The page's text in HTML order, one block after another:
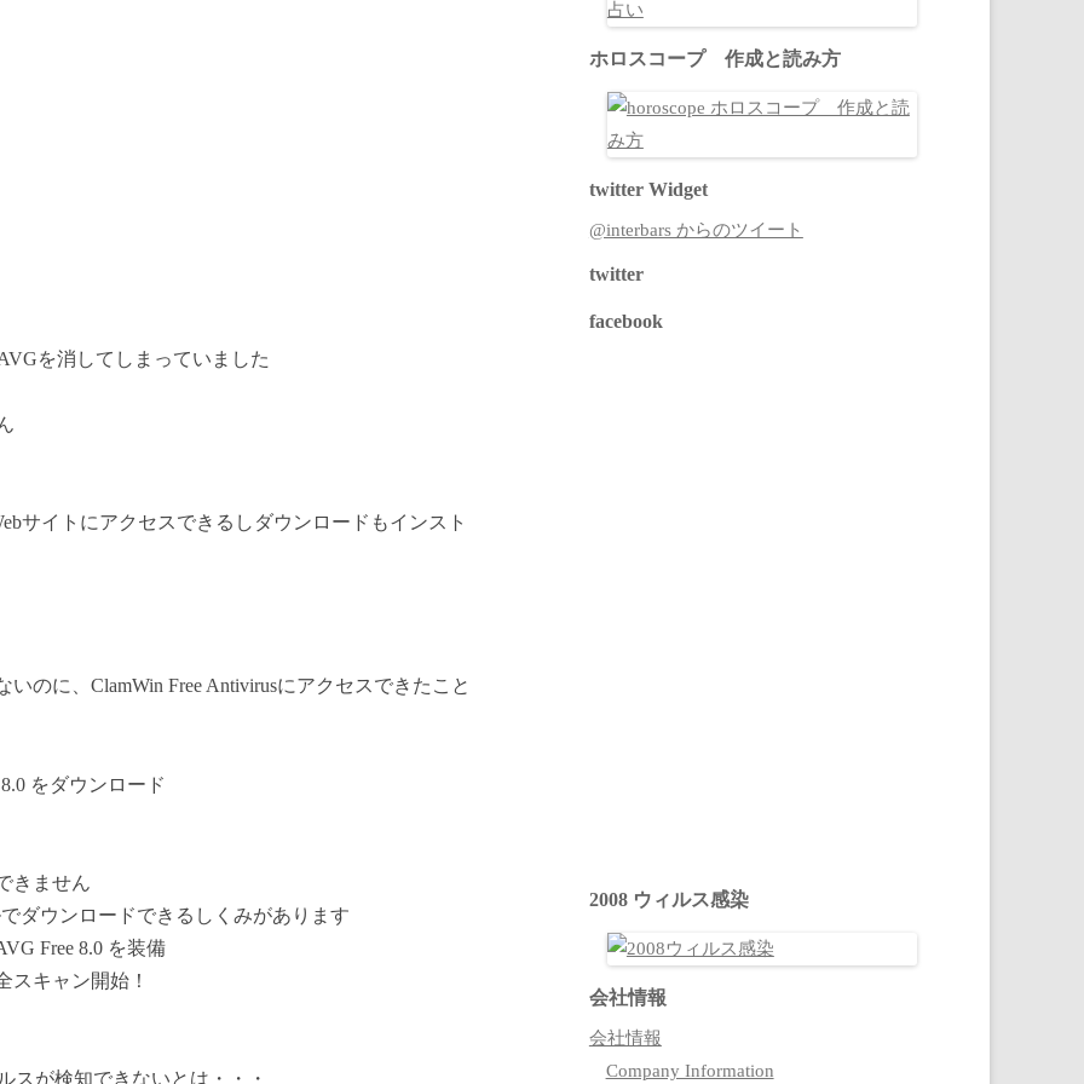
を消してしまっていました
サイトにアクセスできるしダウンロードもインスト
のに、ClamWin Free Antivirusにアクセスできたこと
をダウンロード
きません
ダウンロードできるしくみがあります
Free 8.0 を装備
スキャン開始！
スが検知できないとは・・・
ホロスコープ 作成と読み方
twitter Widget
@interbars からのツイート
twitter
facebook
2008 ウィルス感染
会社情報
会社情報
Company Information